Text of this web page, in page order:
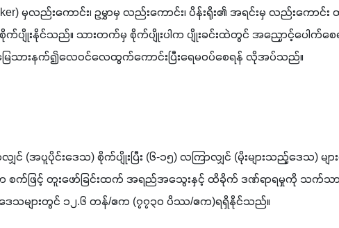
မှလည်းကောင်း၊ ဥမွှာမှ လည်းကောင်း၊ ပိန်းရိုး၏ အရင်းမှ လည်းကောင်း
ပျိုးနိုင်သည်။ သားတက်မှ စိုက်ပျိုးပါက ပျိုးခင်းထဲတွင် အညှောင့်ပေါက်စေရ
ေသားနက်၍လေဝင်လေထွက်ကောင်းပြီးရေမဝပ်စေရန် လိုအပ်သည်။
လျှင် (အပူပိုင်းဒေသ) စိုက်ပျိုးပြီး (၆-၁၅) လကြာလျှင် (မိုးများသည့်ဒေသ)
ာ စက်ဖြင့် တူးဖော်ခြင်းထက် အရည်အသွေးနှင့် ထိခိုက် ဒဏ်ရာရမှုကို သက်သ
ေသများတွင် ၁၂.၆ တန်/ဧက (၇၇၃၀ ပိဿ/ဧက)ရရှိနိုင်သည်။